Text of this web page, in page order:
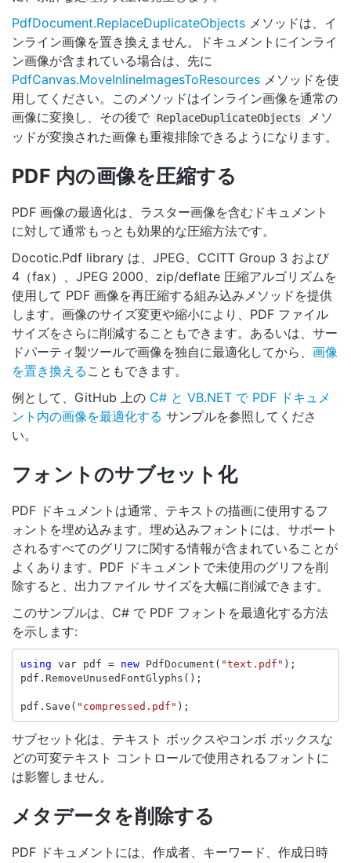
PdfDocument.ReplaceDuplicateObjects メソッドは、イ
ンライン画像を置き換えません。ドキュメントにインライ
ン画像が含まれている場合は、先に
PdfCanvas.MoveInlineImagesToResources メソッドを使
用してください。このメソッドはインライン画像を通常の
画像に変換し、その後で
ReplaceDuplicateObjects
メソ
ッドが変換された画像も重複排除できるようになります。
PDF 内の画像を圧縮する
PDF 画像の最適化は、ラスター画像を含むドキュメント
に対して通常もっとも効果的な圧縮方法です。
Docotic.Pdf library は、JPEG、CCITT Group 3 および
4（fax）、JPEG 2000、zip/deflate 圧縮アルゴリズムを
使用して PDF 画像を再圧縮する組み込みメソッドを提供
します。画像のサイズ変更や縮小により、PDF ファイル
サイズをさらに削減することもできます。あるいは、サー
ドパーティ製ツールで画像を独自に最適化してから、 画像
を置き換える こともできます。
例として、GitHub 上の C# と VB.NET で PDF ドキュメ
ント内の画像を最適化する サンプルを参照してくださ
い。
フォントのサブセット化
PDF ドキュメントは通常、テキストの描画に使用するフ
ォントを埋め込みます。埋め込みフォントには、サポート
されるすべてのグリフに関する情報が含まれていることが
よくあります。PDF ドキュメントで未使用のグリフを削
除すると、出力ファイル サイズを大幅に削減できます。
このサンプルは、C# で PDF フォントを最適化する方法
を示します:
using var pdf = new PdfDocument ( "text.pdf" );
pdf . RemoveUnusedFontGlyphs ();
pdf . Save ( "compressed.pdf" );
サブセット化は、テキスト ボックスやコンボ ボックスな
どの可変テキスト コントロールで使用されるフォントに
は影響しません。
メタデータを削除する
PDF ドキュメントには、作成者、キーワード、作成日時